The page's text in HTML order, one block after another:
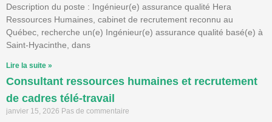
Description du poste : Ingénieur(e) assurance qualité Hera
Ressources Humaines, cabinet de recrutement reconnu au
Québec, recherche un(e) Ingénieur(e) assurance qualité basé(e) à
Saint-Hyacinthe, dans
Lire la suite »
Consultant ressources humaines et recrutement
de cadres télé-travail
janvier 15, 2026 Pas de commentaire